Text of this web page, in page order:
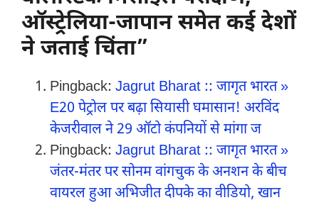
ऑस्ट्रेलिया-जापान समेत कई देशों
ने जताई चिंता”
Pingback: Jagrut Bharat :: जागृत भारत »
E20 पेट्रोल पर बढ़ा सियासी घमासान! अरविंद
केजरीवाल ने 29 ऑटो कंपनियों से मांगा ज
Pingback: Jagrut Bharat :: जागृत भारत »
जंतर-मंतर पर सोनम वांगचुक के अनशन के बीच
वायरल हुआ अभिजीत दीपके का वीडियो, खान